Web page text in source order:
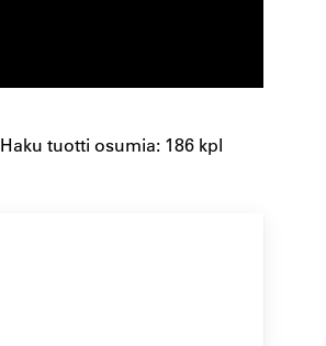
Haku tuotti osumia: 186 kpl